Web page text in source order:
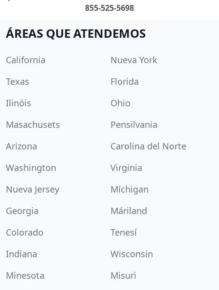
855-525-5698
ÁREAS QUE ATENDEMOS
California
Nueva York
Texas
Florida
Ilinóis
Ohio
Masachusets
Pensilvania
Arizona
Carolina del Norte
Washington
Virginia
Nueva Jersey
Míchigan
Georgia
Máriland
Colorado
Tenesí
Indiana
Wisconsin
Minesota
Misuri